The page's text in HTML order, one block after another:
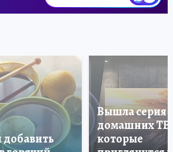
добавить
Вышла серия
домашних ТВ,
которые